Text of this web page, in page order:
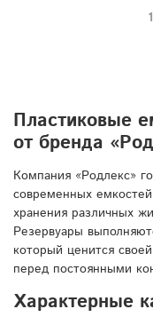
1
Пластиковые
от бренда
Компания «Родлекс»
современных
хранения различных
Резервуары
который ценится
перед постоянными
Характерные